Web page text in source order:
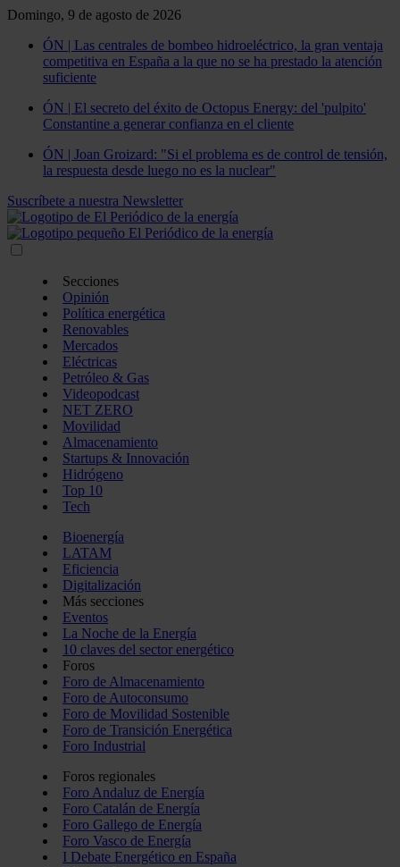
Domingo, 9 de agosto de 2026
ÓN | Las centrales de bombeo hidroeléctrico, la gran ventaja
competitiva en España a la que no se ha prestado la atención
suficiente
ÓN | El secreto del éxito de Octopus Energy: del 'pulpito'
Constantine a generar confianza en el cliente
ÓN | Joan Groizard: "Si el problema es de control de tensión,
la respuesta desde luego no es la nuclear"
Suscríbete a nuestra Newsletter
Secciones
Opinión
Política energética
Renovables
Mercados
Eléctricas
Petróleo & Gas
Videopodcast
NET ZERO
Movilidad
Almacenamiento
Startups & Innovación
Hidrógeno
Top 10
Tech
Bioenergía
LATAM
Eficiencia
Digitalización
Más secciones
Eventos
La Noche de la Energía
10 claves del sector energético
Foros
Foro de Almacenamiento
Foro de Autoconsumo
Foro de Movilidad Sostenible
Foro de Transición Energética
Foro Industrial
Foros regionales
Foro Andaluz de Energía
Foro Catalán de Energía
Foro Gallego de Energía
Foro Vasco de Energía
I Debate Energético en España